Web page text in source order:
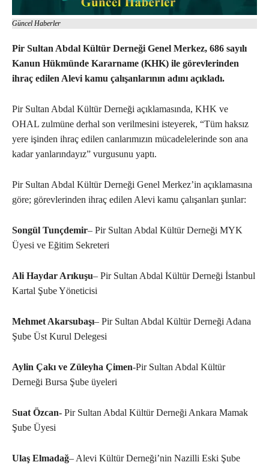
Güncel Haberler
Pir Sultan Abdal Kültür Derneği Genel Merkez, 686 sayılı
Kanun Hükmünde Kararname (KHK) ile görevlerinden
ihraç edilen Alevi kamu çalışanlarının adını açıkladı.
Pir Sultan Abdal Kültür Derneği açıklamasında, KHK ve
OHAL zulmüne derhal son verilmesini isteyerek, “Tüm haksız
yere işinden ihraç edilen canlarımızın mücadelelerinde son ana
kadar yanlarındayız” vurgusunu yaptı.
Pir Sultan Abdal Kültür Derneği Genel Merkez’in açıklamasına
göre; görevlerinden ihraç edilen Alevi kamu çalışanları şunlar:
Songül Tunçdemir– Pir Sultan Abdal Kültür Derneği MYK
Üyesi ve Eğitim Sekreteri
Ali Haydar Arıkuşu– Pir Sultan Abdal Kültür Derneği İstanbul
Kartal Şube Yöneticisi
Mehmet Akarsubaşı– Pir Sultan Abdal Kültür Derneği Adana
Şube Üst Kurul Delegesi
Aylin Çakı ve Züleyha Çimen-Pir Sultan Abdal Kültür
Derneği Bursa Şube üyeleri
Suat Özcan- Pir Sultan Abdal Kültür Derneği Ankara Mamak
Şube Üyesi
Ulaş Elmadağ– Alevi Kültür Derneği’nin Nazilli Eski Şube